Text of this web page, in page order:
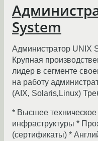
System
Администратор UNIX
Крупная
лидер в сегменте
на работу
(AIX‚ Solaris‚Linux)
* Высшее
инфраструктуры *
(сертификаты) *